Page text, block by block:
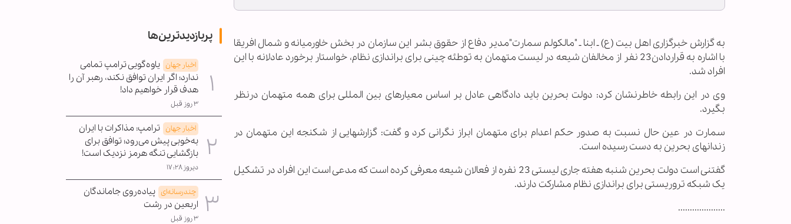
به گزارش خبرگزاری اهل بیت (ع) ـ ابنا ـ "مالكولم سمارت"مدیر دفاع از حقوق بشر این سازمان در بخش خاورمیانه و شمال افریقا
با اشاره به قراردادن23 نفر از مخالفان شیعه در لیست متهمان به توطئه چینی برای براندازی نظام، خواستار برخورد عادلانه با این
افراد شد.
وی در این رابطه خاطرنشان کرد: دولت بحرین باید دادگاهی عادل بر اساس معیارهای بین المللی برای همه متهمان درنظر
بگیرد.
سمارت در عین حال نسبت به صدور حکم اعدام برای متهمان ابراز نگرانی کرد و گفت: گزارشهایی از شکنجه این متهمان در
زندانهای بحرین به دست رسیده است.
گفتنی است دولت بحرین شنبه هفته جاری لیستی 23 نفره از فعالان شیعه معرفی کرده است که مدعی است این افراد در تشکیل
یک شبکه تروریستی برای براندازی نظام مشارکت دارند.
....................
پربازدیدترین‌ها
اخبار جهان یاوه‌گویی ترامپ تمامی
ندارد؛ اگر ایران توافق نکند، رهبر آن را
هدف قرار خواهیم داد!
۳ روز قبل
اخبار جهان ترامپ: مذاکرات با ایران
به‌خوبی پیش می‌رود؛ توافق برای
بازگشایی تنگه هرمز نزدیک است!
دیروز ۱۷:۲۸
چندرسانه‌ای پیاده‌روی جاماندگان
اربعین در رشت
۳ روز قبل